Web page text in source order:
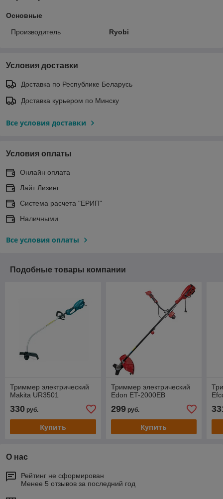
Основные
Производитель Ryobi
Условия доставки
Доставка по Республике Беларусь
Доставка курьером по Минску
Все условия доставки
Условия оплаты
Онлайн оплата
Лайт Лизинг
Система расчета "ЕРИП"
Наличными
Все условия оплаты
Подобные товары компании
Триммер электрический
Makita UR3501
330 руб.
Купить
Триммер электрический
Edon ET-2000EB
299руб.
Купить
О нас
Рейтинг не сформирован
Менее 5 отзывов за последний год